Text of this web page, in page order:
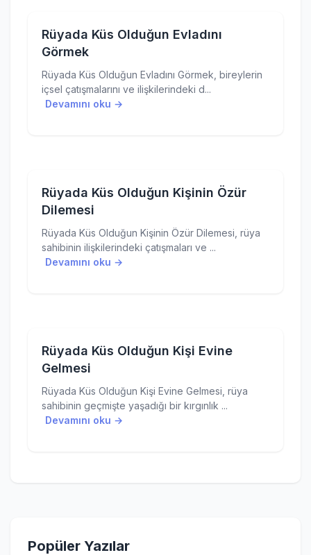
Rüyada Küs Olduğun Evladını
Görmek
Rüyada Küs Olduğun Evladını Görmek, bireylerin
içsel çatışmalarını ve ilişkilerindeki d...
Devamını oku →
Rüyada Küs Olduğun Kişinin Özür
Dilemesi
Rüyada Küs Olduğun Kişinin Özür Dilemesi, rüya
sahibinin ilişkilerindeki çatışmaları ve ...
Devamını oku →
Rüyada Küs Olduğun Kişi Evine
Gelmesi
Rüyada Küs Olduğun Kişi Evine Gelmesi, rüya
sahibinin geçmişte yaşadığı bir kırgınlık ...
Devamını oku →
Popüler Yazılar